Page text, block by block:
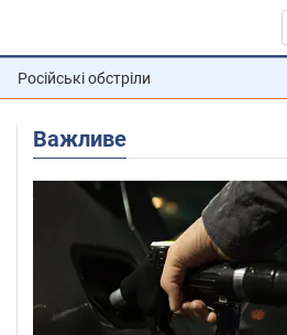
Російські обстріли
Важливе